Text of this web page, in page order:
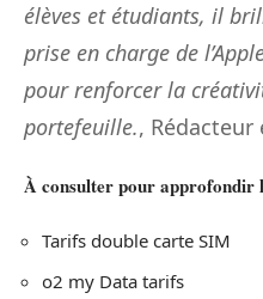
élèves et étudiants, il
prise en charge de
pour renforcer la
portefeuille., Rédacteur
À consulter pour approfondir
Tarifs double carte SIM
o2 my Data tarifs